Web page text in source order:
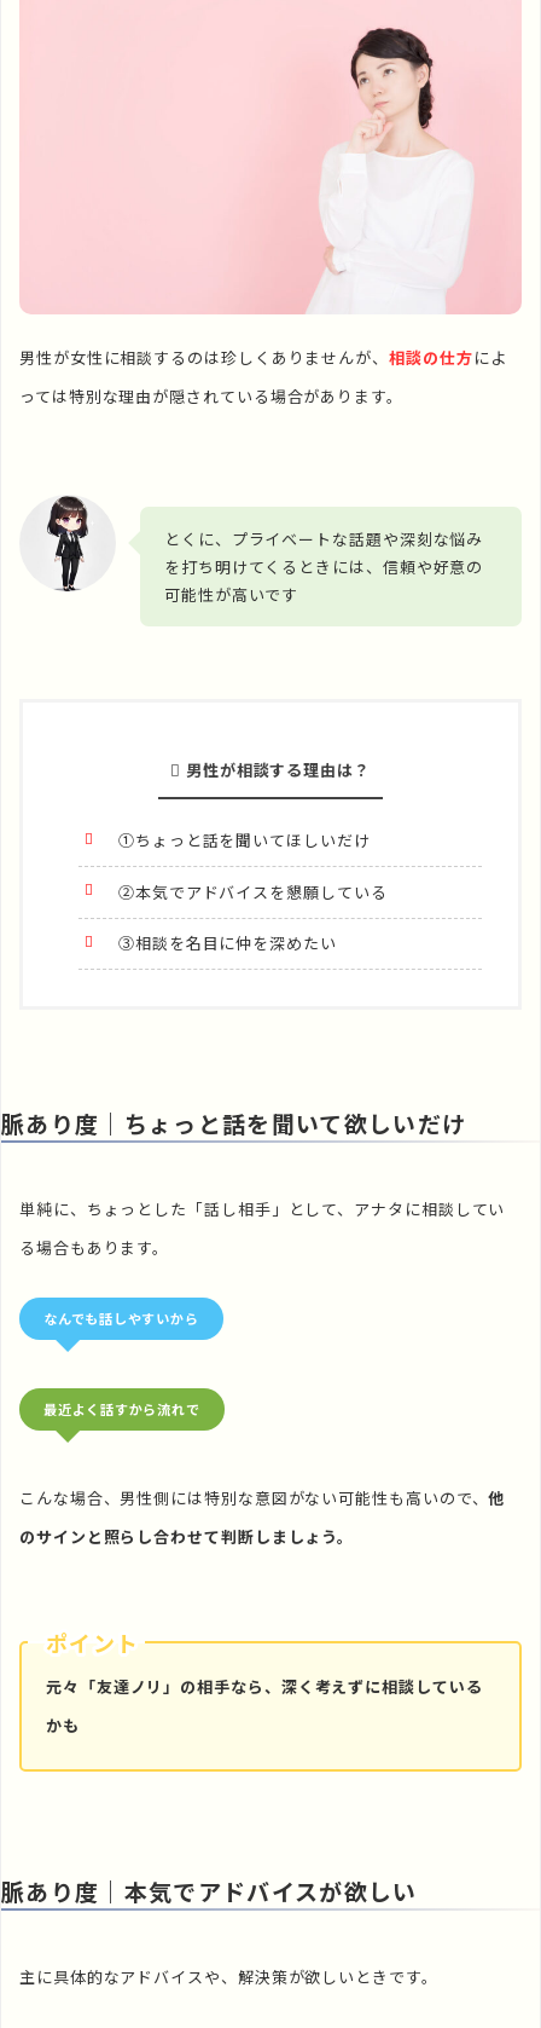
男性が女性に相談するのは珍しくありませんが、相談の仕方によ
っては特別な理由が隠されている場合があります。
とくに、プライベートな話題や深刻な悩み
を打ち明けてくるときには、信頼や好意の
可能性が高いです
男性が相談する理由は？
①ちょっと話を聞いてほしいだけ
②本気でアドバイスを懇願している
③相談を名目に仲を深めたい
脈あり度 ｜ちょっと話を聞いて欲しいだけ
単純に、ちょっとした「話し相手」として、アナタに相談してい
る場合もあります。
なんでも話しやすいから
最近よく話すから流れで
こんな場合、男性側には特別な意図がない可能性も高いので、他
のサインと照らし合わせて判断しましょう。
ポイント
元々「友達ノリ」の相手なら、深く考えずに相談している
かも
脈あり度 ｜本気でアドバイスが欲しい
主に具体的なアドバイスや、解決策が欲しいときです。